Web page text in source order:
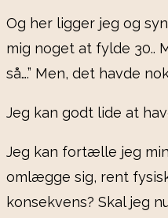
Og her ligger jeg og
mig noget at fylde 30..
så….” Men, det havde
Jeg kan godt lide at
Jeg kan fortælle jeg
omlægge sig, rent
konsekvens? Skal jeg